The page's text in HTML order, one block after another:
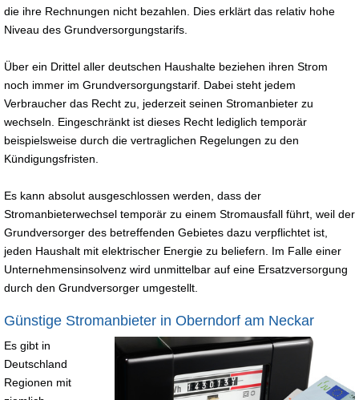
die ihre Rechnungen nicht bezahlen. Dies erklärt das relativ hohe
Niveau des Grundversorgungstarifs.
Über ein Drittel aller deutschen Haushalte beziehen ihren Strom
noch immer im Grundversorgungstarif. Dabei steht jedem
Verbraucher das Recht zu, jederzeit seinen Stromanbieter zu
wechseln. Eingeschränkt ist dieses Recht lediglich temporär
beispielsweise durch die vertraglichen Regelungen zu den
Kündigungsfristen.
Es kann absolut ausgeschlossen werden, dass der
Stromanbieterwechsel temporär zu einem Stromausfall führt, weil der
Grundversorger des betreffenden Gebietes dazu verpflichtet ist,
jeden Haushalt mit elektrischer Energie zu beliefern. Im Falle einer
Unternehmensinsolvenz wird unmittelbar auf eine Ersatzversorgung
durch den Grundversorger umgestellt.
Günstige Stromanbieter in Oberndorf am Neckar
Es gibt in
Deutschland
Regionen mit